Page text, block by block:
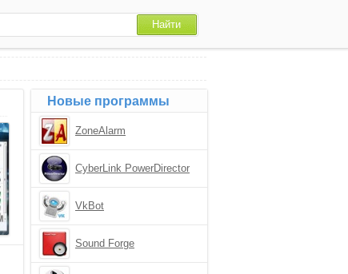
Новые программы
ZoneAlarm
CyberLink PowerDirector
VkBot
Sound Forge